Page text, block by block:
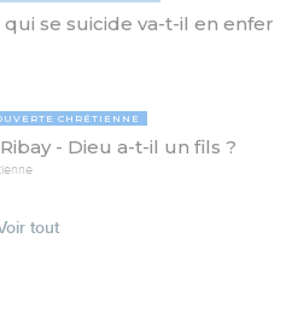
se suicide va-t-il en enfer
CHRÉTIENNE
- Dieu a-t-il un fils ?
tout